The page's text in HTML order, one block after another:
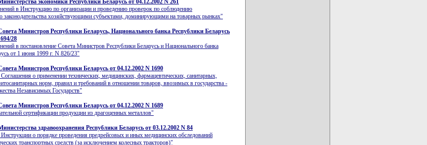
экономики Республики Беларусь от 04.12.2002 N 261
в Инструкцию по организации и проведению проверок по соблюдению
законодательства хозяйствующими субъектами, доминирующими на товарных рынках"
Министров Республики Беларусь, Национального банка Республики Беларусь
28
в постановление Совета Министров Республики Беларусь и Национального банка
от 1 июня 1999 г. N 826/23"
Министров Республики Беларусь от 04.12.2002 N 1690
о применении технических, медицинских, фармацевтических, санитарных,
норм, правил и требований в отношении товаров, ввозимых в государства -
Независимых Государств"
Министров Республики Беларусь от 04.12.2002 N 1689
сертификации продукции из драгоценных металлов"
здравоохранения Республики Беларусь от 03.12.2002 N 84
о порядке проведения предрейсовых и иных медицинских обследований
транспортных средств (за исключением колесных тракторов)"